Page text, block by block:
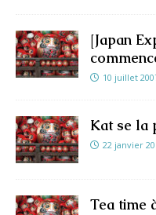
[Japan
10 juillet
Kat se la
22 janvier
Tea time